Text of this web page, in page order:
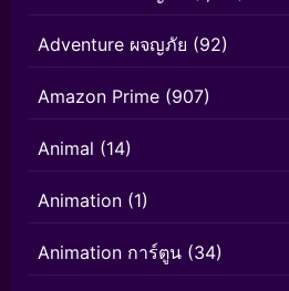
Adventure ผจญภัย (92)
Amazon Prime (907)
Animal (14)
Animation (1)
Animation การ์ตูน (34)